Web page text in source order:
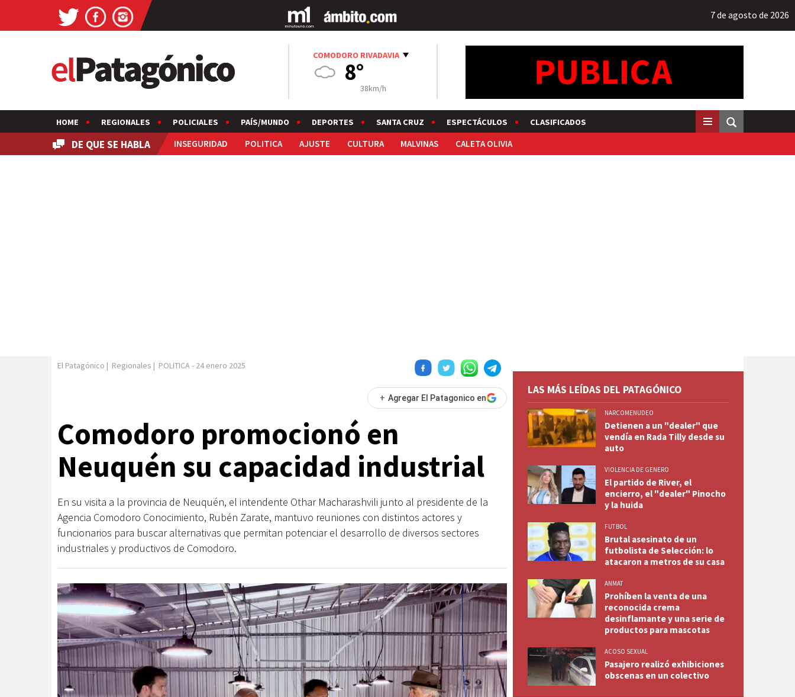
7 de agosto de 2026
COMODORO RIVADAVIA
8°
38km/h
HOME REGIONALES POLICIALES PAÍS/MUNDO DEPORTES SANTA CRUZ ESPECTÁCULOS CLASIFICADOS
DE QUE SE HABLA INSEGURIDAD POLITICA AJUSTE CULTURA MALVINAS CALETA OLIVIA
El Patagónico | Regionales | POLITICA- 24 enero 2025
+ Agregar El Patagonico en
Comodoro promocionó en
Neuquén su capacidad industrial
En su visita a la provincia de Neuquén, el intendente Othar Macharashvili junto al presidente de la
Agencia Comodoro Conocimiento, Rubén Zarate, mantuvo reuniones con distintos actores y
funcionarios para buscar alternativas que permitan potenciar el desarrollo de diversos sectores
industriales y productivos de Comodoro.
LAS MÁS LEÍDAS DEL PATAGÓNICO
NARCOMENUDEO
Detienen a un "dealer" que
vendía en Rada Tilly desde su
auto
VIOLENCIA DE GENERO
El partido de River, el
encierro, el "dealer" Pinocho
y la huida
FUTBOL
Brutal asesinato de un
futbolista de Selección: lo
atacaron a metros de su casa
ANMAT
Prohíben la venta de una
reconocida crema
desinflamante y una serie de
productos para mascotas
ACOSO SEXUAL
Pasajero realizó exhibiciones
obscenas en un colectivo